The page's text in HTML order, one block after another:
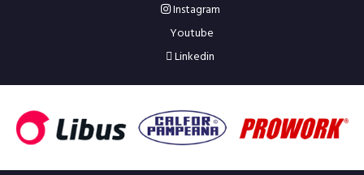
Instagram
Youtube
Linkedin